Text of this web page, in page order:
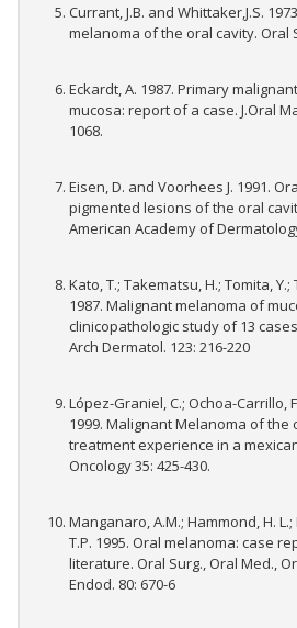
Currant, J.B. and Whittaker,J.S.
melanoma of the oral cavity. Oral
Eckardt, A. 1987. Primary
mucosa: report of a case. J.Oral
1068.
Eisen, D. and Voorhees J. 1991.
pigmented lesions of the oral
American Academy of
Kato, T.; Takematsu, H.; Tomita,
1987. Malignant melanoma of
clinicopathologic study of 13
Arch Dermatol. 123: 216-220
López-Graniel, C.; Ochoa-Carrillo,
1999. Malignant Melanoma of
treatment experience in a
Oncology 35: 425-430.
Manganaro, A.M.; Hammond, H.
T.P. 1995. Oral melanoma: case
literature. Oral Surg., Oral Med.,
Endod. 80: 670-6